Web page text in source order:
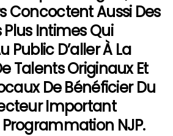
Concoctent Aussi Des
Intimes Qui
Public D’aller À La
Talents Originaux Et
De Bénéficier Du
Important
Programmation NJP.